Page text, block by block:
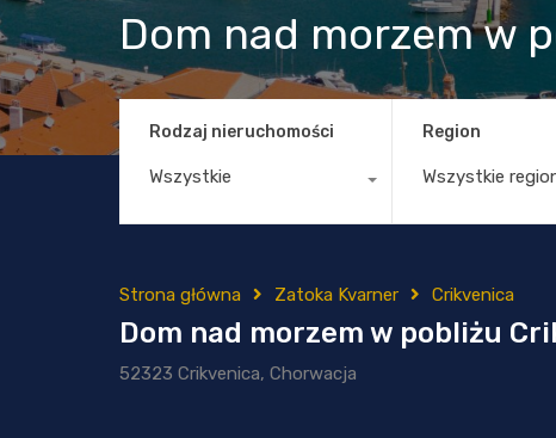
Dom nad morzem w
Rodzaj nieruchomości
Wszystkie
Region
Wszystkie
Strona główna Zatoka Kvarner Crikvenica
Dom nad morzem w pobliżu
52323 Crikvenica, Chorwacja